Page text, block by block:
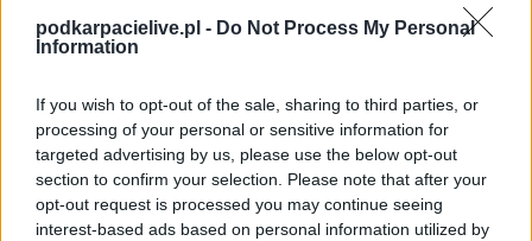
podkarpacielive.pl - Do Not Process My Personal
Information
If you wish to opt-out of the sale, sharing to third parties, or
processing of your personal or sensitive information for
targeted advertising by us, please use the below opt-out
section to confirm your selection. Please note that after your
opt-out request is processed you may continue seeing
interest-based ads based on personal information utilized by
Rzeszów > Klasa A, gr. II).
Na stroniePodkarpacieLive.pl
spotkania . To kompletne źródło danych dla kibiców i pasjonatów
lokalnej piłki nożnej. Jeżeli aktualnie nie widzisz tutaj danych z pewnością
pracujemy nad tym żeby je uzupełnić.
Wynik meczu Start Brzóza Stadnicka vs Grom Handzlówka
Po zakończeniu spotkania automatycznie publikujemyoficjalny wynik
spotkania, a także dane meczowe, jeśli są dostępne.